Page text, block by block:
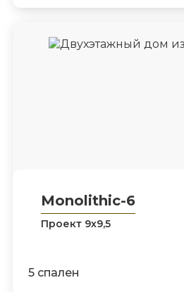
Monolithic-6
Проект 9х9,5
5 спален